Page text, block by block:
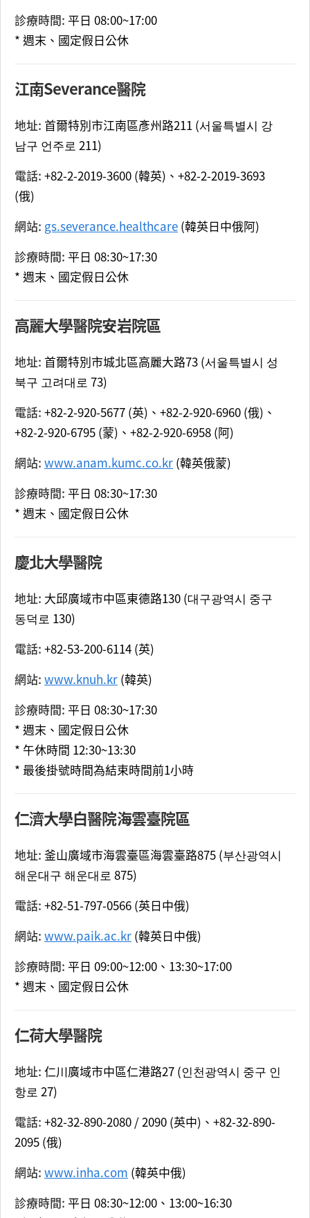
診療時間: 平日 08:00~17:00
* 週末、國定假日公休
江南Severance醫院
地址: 首爾特別市江南區彥州路211 (서울특별시 강
남구 언주로 211)
電話: +82-2-2019-3600 (韓英)、+82-2-2019-3693
(俄)
網站: gs.severance.healthcare (韓英日中俄阿)
診療時間: 平日 08:30~17:30
* 週末、國定假日公休
高麗大學醫院安岩院區
地址: 首爾特別市城北區高麗大路73 (서울특별시 성
북구 고려대로 73)
電話: +82-2-920-5677 (英)、+82-2-920-6960 (俄)、
+82-2-920-6795 (蒙)、+82-2-920-6958 (阿)
網站: www.anam.kumc.co.kr (韓英俄蒙)
診療時間: 平日 08:30~17:30
* 週末、國定假日公休
慶北大學醫院
地址: 大邱廣域市中區東德路130 (대구광역시 중구
동덕로 130)
電話: +82-53-200-6114 (英)
網站: www.knuh.kr (韓英)
診療時間: 平日 08:30~17:30
* 週末、國定假日公休
* 午休時間 12:30~13:30
* 最後掛號時間為結束時間前1小時
仁濟大學白醫院海雲臺院區
地址: 釜山廣域市海雲臺區海雲臺路875 (부산광역시
해운대구 해운대로 875)
電話: +82-51-797-0566 (英日中俄)
網站: www.paik.ac.kr (韓英日中俄)
診療時間: 平日 09:00~12:00、13:30~17:00
* 週末、國定假日公休
仁荷大學醫院
地址: 仁川廣域市中區仁港路27 (인천광역시 중구 인
항로 27)
電話: +82-32-890-2080 / 2090 (英中)、+82-32-890-
2095 (俄)
網站: www.inha.com (韓英中俄)
診療時間: 平日 08:30~12:00、13:00~16:30